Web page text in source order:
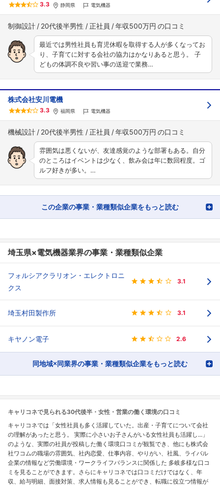
3.3 静岡県 電気機器
制御設計 20代後半男性 正社員 年収500万円
最近では男性社員も育児休暇を取得する人が多くなってお
り、子育てに対する会社の協力はかなりあると思う。 子
どもの体調不良や習い事の送迎で業務…
株式会社安川電機
3.3 福岡県 電気機器
機械設計 20代後半男性 正社員 年収500万円
雰囲気は悪くないが、友達感覚のような部署もある。自分
のところはイベントは少なく、飲み会は年に数回程度。ゴ
ルフ好きが多い。…
この企業の事業・業種類似企業をもっと読む
埼玉県×電気機器業界の事業・業種類似企業
フォルシアクラリオン・エレクトロニ
クス
3.1
埼玉村田製作所 3.1
キヤノン電子 2.6
同地域×同業界の事業・業種類似企業をもっと読む
キャリコネで見られる30代後半・女性・営業の働く環境の口コミ
キャリコネでは「女性社員も多く活躍していた。出産・子育てについて会社
の理解があったと思う。 実際に小さいお子さんがいる女性社員も活躍し...」
のような、実際の社員が投稿した働く環境口コミが観覧でき、他にも株式会
社ワコムの職場の雰囲気、社内恋愛、仕事内容、やりがい、社風、ライバル
企業の情報など労働環境・ワークライフバランスに関係した 多岐多様な口コ
ミを見ることができます。さらにキャリコネでは口コミだけではなく、年
収、給与明細、面接対策、求人情報も見ることができ、転職に役立つ情報が